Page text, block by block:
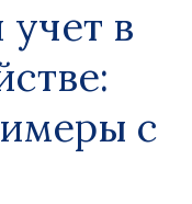
учет в
с